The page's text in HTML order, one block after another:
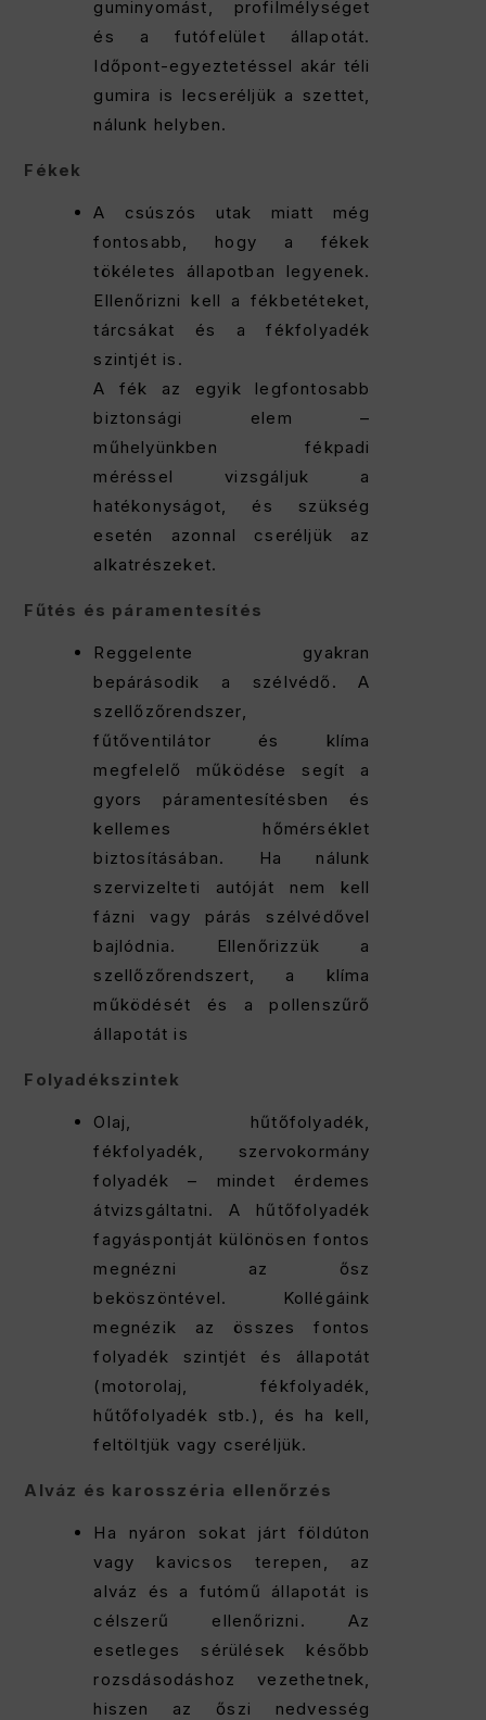
guminyomást, profilmélységet
és a futófelület állapotát.
Időpont-egyeztetéssel akár téli
gumira is lecseréljük a szettet,
nálunk helyben.
Fékek
A csúszós utak miatt még
fontosabb, hogy a fékek
tökéletes állapotban legyenek.
Ellenőrizni kell a fékbetéteket,
tárcsákat és a fékfolyadék
szintjét is.
A fék az egyik legfontosabb
biztonsági elem –
műhelyünkben fékpadi
méréssel vizsgáljuk a
hatékonyságot, és szükség
esetén azonnal cseréljük az
alkatrészeket.
Fűtés és páramentesítés
Reggelente gyakran
bepárásodik a szélvédő. A
szellőzőrendszer,
fűtőventilátor és klíma
megfelelő működése segít a
gyors páramentesítésben és
kellemes hőmérséklet
biztosításában. Ha nálunk
szervizelteti autóját nem kell
fázni vagy párás szélvédővel
bajlódnia. Ellenőrizzük a
szellőzőrendszert, a klíma
működését és a pollenszűrő
állapotát is
Folyadékszintek
Olaj, hűtőfolyadék,
fékfolyadék, szervokormány
folyadék – mindet érdemes
átvizsgáltatni. A hűtőfolyadék
fagyáspontját különösen fontos
megnézni az ősz
beköszöntével. Kollégáink
megnézik az összes fontos
folyadék szintjét és állapotát
(motorolaj, fékfolyadék,
hűtőfolyadék stb.), és ha kell,
feltöltjük vagy cseréljük.
Alváz és karosszéria ellenőrzés
Ha nyáron sokat járt földúton
vagy kavicsos terepen, az
alváz és a futómű állapotát is
célszerű ellenőrizni. Az
esetleges sérülések később
rozsdásodáshoz vezethetnek,
hiszen az őszi nedvesség